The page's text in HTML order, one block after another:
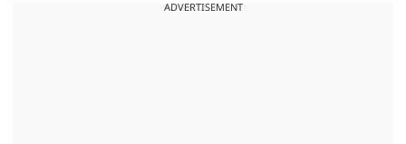
ADVERTISEMENT